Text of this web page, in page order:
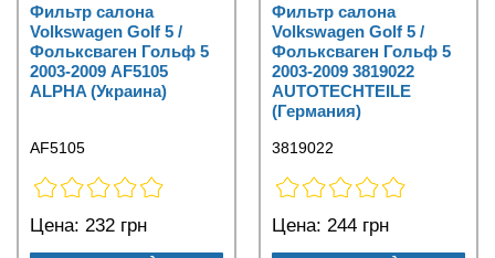
Фильтр салона
Volkswagen Golf 5 /
Фольксваген Гольф 5
2003-2009 AF5105
ALPHA (Украина)
AF5105
Цена: 232 грн
Фильтр салона
Volkswagen Golf 5 /
Фольксваген Гольф 5
2003-2009 3819022
AUTOTECHTEILE
(Германия)
3819022
Цена: 244 грн